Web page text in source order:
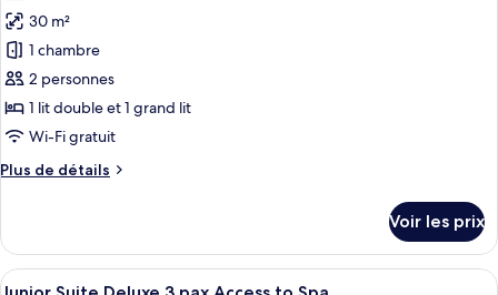
Spa
Suite
pax
access
to
Spa
photos
pour
ce
type
de
chambre :
Junior
(Access
to
30 m²
1 chambre
2 personnes
1 lit double et 1 grand lit
Wi-Fi gratuit
Plus de détails
Plus
le
type
de
Voir les prix
Afficher
Une chambre d’hôtel dotée d’un
5